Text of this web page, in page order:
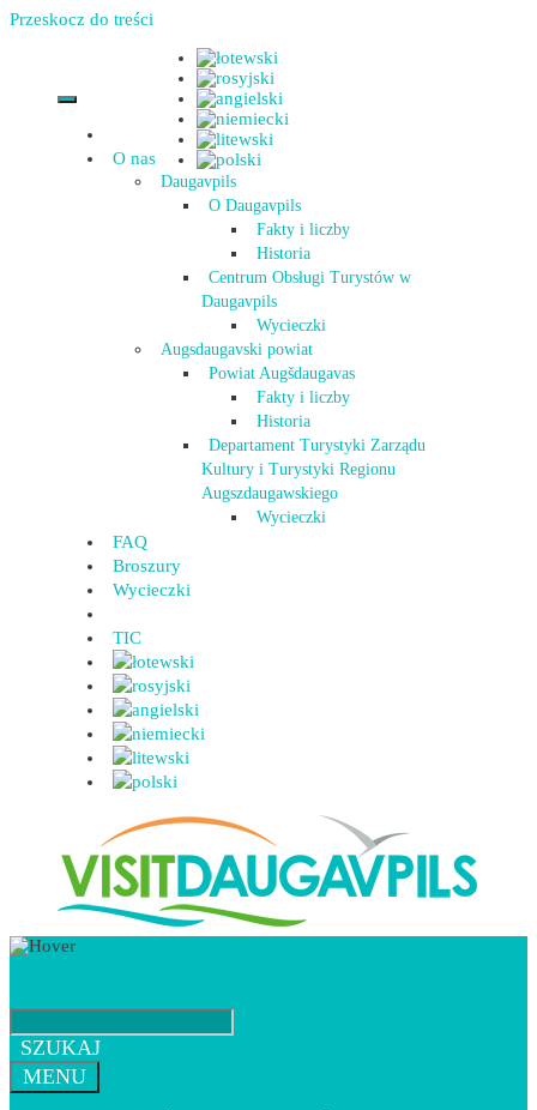
Przeskocz do treści
O nas
Daugavpils
O Daugavpils
Fakty i liczby
Historia
Centrum Obsługi Turystów w
Daugavpils
Wycieczki
Augsdaugavski powiat
Powiat Augšdaugavas
Fakty i liczby
Historia
Departament Turystyki Zarządu
Kultury i Turystyki Regionu
Augszdaugawskiego
Wycieczki
FAQ
Broszury
Wycieczki
TIC
SZUKAJ
MENU